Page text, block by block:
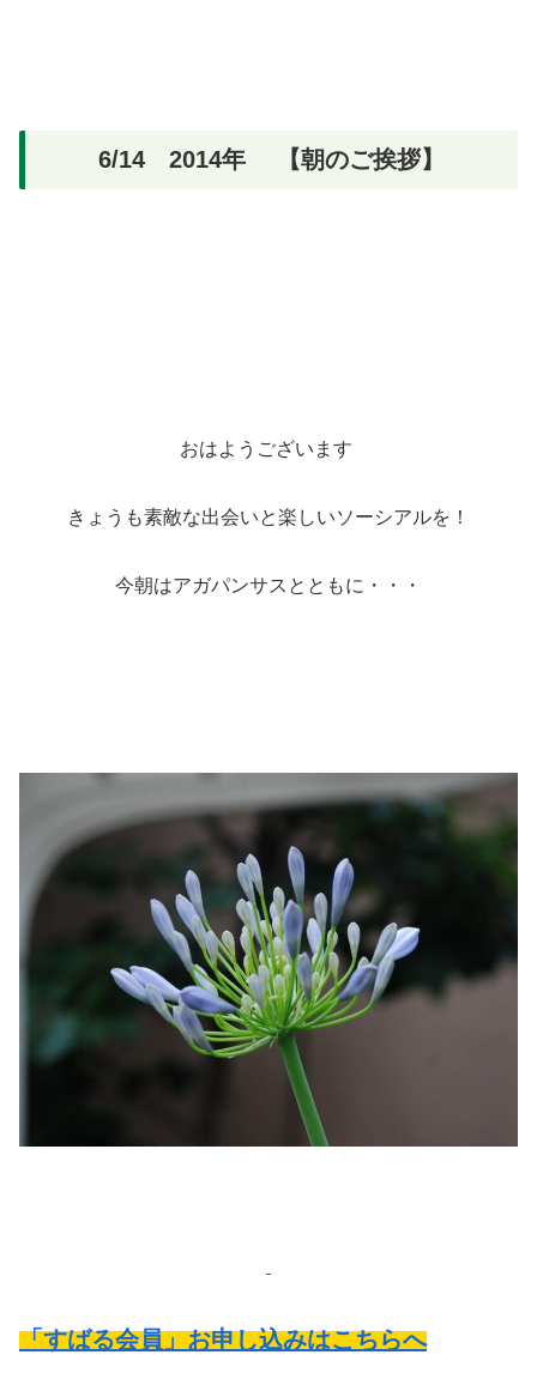
6/14 2014年 【朝のご挨拶】
おはようございます
きょうも素敵な出会いと楽しいソーシアルを！
今朝はアガパンサスとともに・・・
「すばる会員」お申し込みはこちらへ